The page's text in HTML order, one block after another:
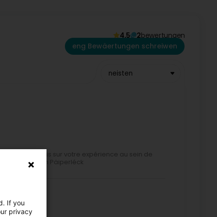
4,5 2bewertungen
eng Bewäertungen schreiwen
neisten
votre avis sur votre expérience au sein de
journée. Team Päiperléck
If you
privacy